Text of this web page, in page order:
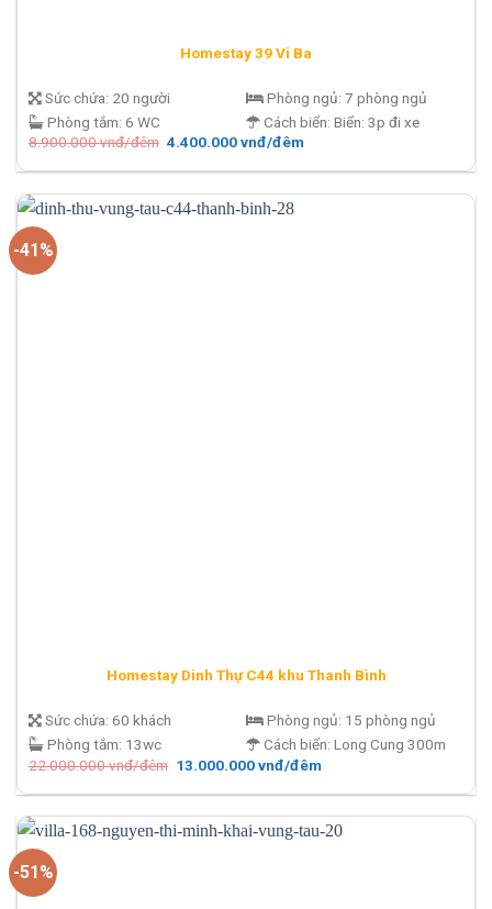
Homestay 39 Vi Ba
Sức chứa: 20 người
Phòng tắm: 6 WC
Phòng ngủ: 7 phòng ngủ
Cách biển: Biển: 3p đi xe
8.900.000vnđ/đêm Giá
là:
đêm.
4.400.000vnđ/đêmGiá
tại
4.400.000 vnđ/
-41%
Homestay Dinh Thự C44 khu Thanh Bình
Sức chứa: 60 khách
Phòng tắm: 13wc
Phòng ngủ: 15 phòng ngủ
Cách biển: Long Cung 300m
22.000.000vnđ/đêm Giá
là:
đêm.
13.000.000vnđ/đêmGiá
tại
13.000.000 vnđ/
đêm.
-51%